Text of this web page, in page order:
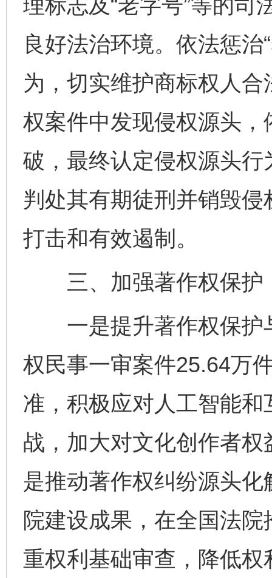
理标志及“老字号”等的司
良好法治环境。依法惩治
为，切实维护商标权人
权案件中发现侵权源头
破，最终认定侵权源头
判处其有期徒刑并销毁
打击和有效遏制。
三、加强著作权保护
一是提升著作权保护
权民事一审案件25.64万
准，积极应对人工智能
战，加大对文化创作者
是推动著作权纠纷源头
院建设成果，在全国法院
重权利基础审查，降低